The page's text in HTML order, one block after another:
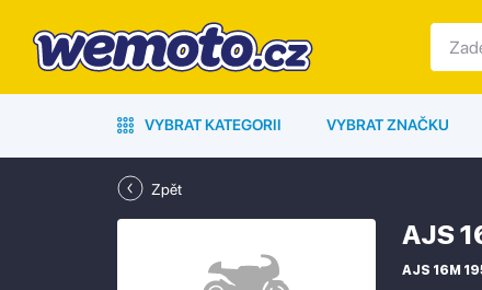
VYBRAT KATEGORII VYBRAT ZNAČKU
Zpět
AJS
AJS 16M